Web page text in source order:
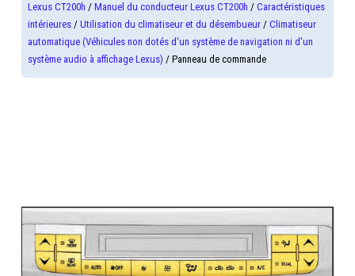
Lexus CT200h /Manuel du conducteur Lexus CT200h /Caractéristiques
intérieures /Utilisation du climatiseur et du désembueur /Climatiseur
automatique (Véhicules non dotés d'un système de navigation ni d'un
système audio à affichage Lexus) / Panneau de commande